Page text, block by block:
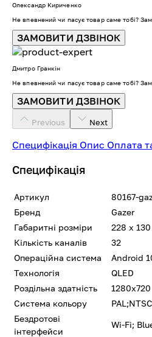
Олександр Кириченко
Не впевнений чи пасує товар саме тобі?
ЗАМОВИТИ ДЗВІНОК
Дмитро Гранкін
Не впевнений чи пасує товар саме тобі?
ЗАМОВИТИ ДЗВІНОК
Previous Next
Специфікація Опис Оплата
Специфікація
Артикул
80167-
Бренд
Gazer
Габаритні розміри
228 х
Кількість каналів
32
Операційна система
Android
Технологія
QLED
Роздільна здатність
1280x720
Система кольору
PAL;NTSC
Бездротові
інтерфейси
Wi-Fi;